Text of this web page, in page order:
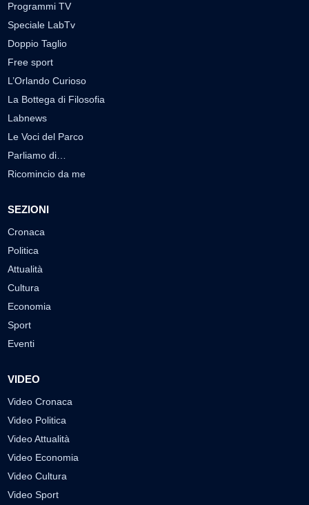
Programmi TV
Speciale LabTv
Doppio Taglio
Free sport
L’Orlando Curioso
La Bottega di Filosofia
Labnews
Le Voci del Parco
Parliamo di…
Ricomincio da me
SEZIONI
Cronaca
Politica
Attualità
Cultura
Economia
Sport
Eventi
VIDEO
Video Cronaca
Video Politica
Video Attualità
Video Economia
Video Cultura
Video Sport